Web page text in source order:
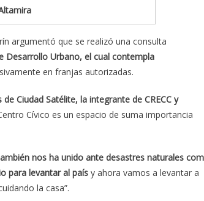
argumentó que se realizó una consulta
Desarrollo Urbano, el cual contempla
en franjas autorizadas.
Ciudad Satélite, la integrante de CRECC y
Cívico es un espacio de suma importancia
nos ha unido ante desastres naturales
para levantar al país y ahora vamos a levantar a
la casa”.